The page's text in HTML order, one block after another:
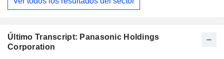
Último Transcript: Panasonic Holdings
Corporation